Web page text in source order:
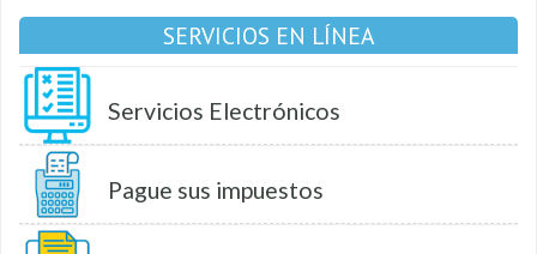
SERVICIOS EN LÍNEA
Servicios Electrónicos
Pague sus impuestos